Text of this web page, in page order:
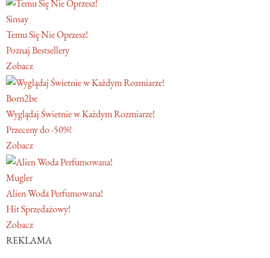
Sinsay
Temu Się Nie Oprzesz!
Poznaj Bestsellery
Zobacz
Born2be
Wyglądaj Świetnie w Każdym Rozmiarze!
Przeceny do -50%!
Zobacz
Mugler
Alien Woda Perfumowana!
Hit Sprzedażowy!
Zobacz
REKLAMA